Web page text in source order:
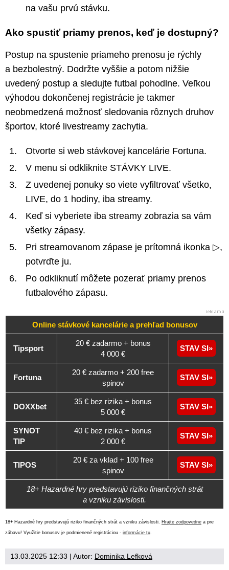
na vašu prvú stávku.
Ako spustiť priamy prenos, keď je dostupný?
Postup na spustenie priameho prenosu je rýchly
a bezbolestný. Dodržte vyššie a potom nižšie
uvedený postup a sledujte futbal pohodlne. Veľkou
výhodou dokončenej registrácie je takmer
neobmedzená možnosť sledovania rôznych druhov
športov, ktoré livestreamy zachytia.
Otvorte si web stávkovej kancelárie Fortuna.
V menu si odkliknite STÁVKY LIVE.
Z uvedenej ponuky so viete vyfiltrovať všetko,
LIVE, do 1 hodiny, iba streamy.
Keď si vyberiete iba streamy zobrazia sa vám
všetky zápasy.
Pri streamovanom zápase je prítomná ikonka ▷,
potvrďte ju.
Po odkliknutí môžete pozerať priamy prenos
futbalového zápasu.
Online stávkové kancelárie a prehľad bonusov
Tipsport
20 € zadarmo + bonus
4 000 €
STAV SI
Fortuna
20 € zadarmo + 200 free
spinov
STAV SI
DOXXbet
35 € bez rizika + bonus
5 000 €
STAV SI
SYNOT
TIP
40 € bez rizika + bonus
2 000 €
STAV SI
TIPOS
20 € za vklad + 100 free
spinov
STAV SI
18+ Hazardné hry predstavujú riziko finančných strát
a vzniku závislosti.
18+ Hazardné hry predstavujú riziko finančných strát a vzniku závislosti. Hrajte zodpovedne a pre
zábavu! Využitie bonusov je podmienené registráciou - informácie tu.
13.03.2025 12:33 | Autor: Dominika Lefková